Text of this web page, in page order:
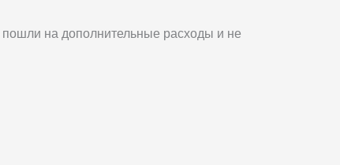
на дополнительные расходы и не